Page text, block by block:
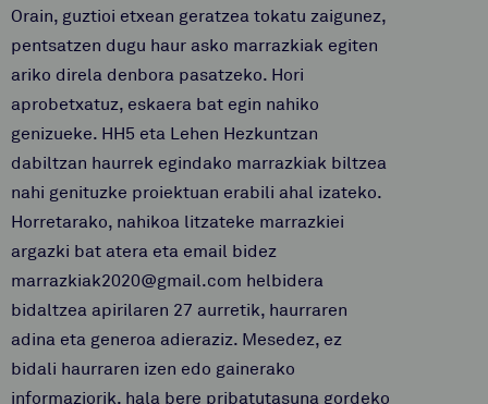
Orain, guztioi etxean geratzea tokatu zaigunez,
pentsatzen dugu haur asko marrazkiak egiten
ariko direla denbora pasatzeko. Hori
aprobetxatuz, eskaera bat egin nahiko
genizueke. HH5 eta Lehen Hezkuntzan
dabiltzan haurrek egindako marrazkiak biltzea
nahi genituzke proiektuan erabili ahal izateko.
Horretarako, nahikoa litzateke marrazkiei
argazki bat atera eta email bidez
marrazkiak2020@gmail.com helbidera
bidaltzea apirilaren 27 aurretik, haurraren
adina eta generoa adieraziz. Mesedez, ez
bidali haurraren izen edo gainerako
informaziorik, hala bere pribatutasuna gordeko